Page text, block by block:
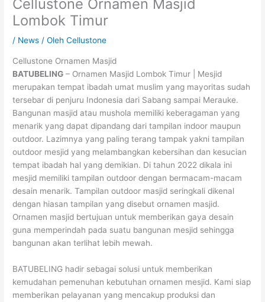
Cellustone Ornamen Masjid
Lombok Timur
/ News / OlehCellustone
Cellustone Ornamen Masjid
BATUBELING – Ornamen Masjid Lombok Timur | Mesjid
merupakan tempat ibadah umat muslim yang mayoritas sudah
tersebar di penjuru Indonesia dari Sabang sampai Merauke.
Bangunan masjid atau mushola memiliki keberagaman yang
menarik yang dapat dipandang dari tampilan indoor maupun
outdoor. Lazimnya yang paling terang tampak yakni tampilan
outdoor mesjid yang melambangkan kebersihan dan kesucian
tempat ibadah hal yang demikian. Di tahun 2022 dikala ini
mesjid memiliki tampilan outdoor dengan bermacam-macam
desain menarik. Tampilan outdoor masjid seringkali dikenal
dengan hiasan tampilan yang disebut ornamen masjid.
Ornamen masjid bertujuan untuk memberikan gaya desain
guna memperindah pada suatu bangunan mesjid sehingga
bangunan akan terlihat lebih mewah.
BATUBELING hadir sebagai solusi untuk memberikan
kemudahan pemenuhan kebutuhan ornamen mesjid. Kami siap
memberikan pelayanan yang mencakup produksi dan